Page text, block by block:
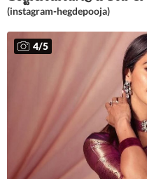
(instagram-hegdepooja)
4/5